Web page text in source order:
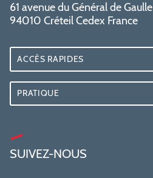
61 avenue du Général de Gaulle
94010 Créteil Cedex France
ACCÈS RAPIDES
PRATIQUE
SUIVEZ-NOUS